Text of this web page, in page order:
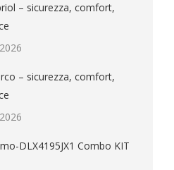
– sicurezza, comfort,
– sicurezza, comfort,
DLX4195JX1 Combo KIT